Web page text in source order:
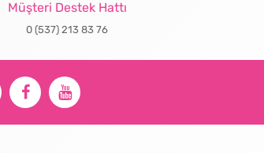
Müşteri Destek Hattı
0 (537) 213 83 76